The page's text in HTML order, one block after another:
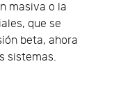
masiva o la
que se
beta, ahora
sistemas.